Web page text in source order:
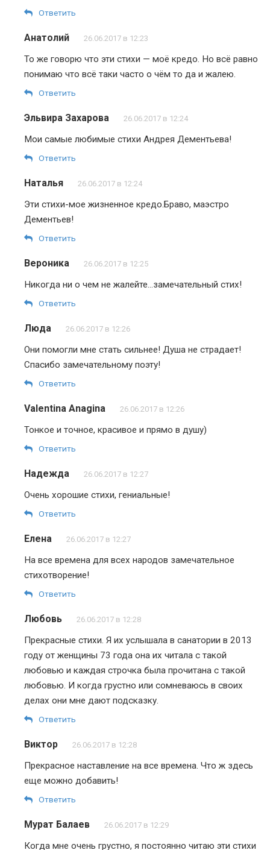
Ответить
Анатолий 26.06.2017 в 12:23
То же говорю что эти стихи — моё кредо. Но всё равно
понимаю что всё таки часто о чём то да и жалею.
Ответить
Эльвира Захарова 26.06.2017 в 12:24
Мои самые любимые стихи Андрея Дементьева!
Ответить
Наталья 26.06.2017 в 12:24
Эти стихи-мое жизненное кредо.Браво, маэстро
Дементьев!
Ответить
Вероника 26.06.2017 в 12:25
Никогда ни о чем не жалейте…замечательный стих!
Ответить
Люда 26.06.2017 в 12:26
Они помогли мне стать сильнее! Душа не страдает!
Спасибо замечательному поэту!
Ответить
Valentina Anagina 26.06.2017 в 12:26
Тонкое и точное, красивое и прямо в душу)
Ответить
Надежда 26.06.2017 в 12:27
Очень хорошие стихи, гениальные!
Ответить
Елена 26.06.2017 в 12:27
На все времена для всех народов замечательное
стихотворение!
Ответить
Любовь 26.06.2017 в 12:28
Прекрасные стихи. Я их услышала в санатории в 2013
году от женщины 73 года она их читала с такой
любовью и каждая строчка была прочитана с такой
любовью. И когда грустно или сомневаюсь в своих
делах они мне дают подсказку.
Ответить
Виктор 26.06.2017 в 12:28
Прекрасное наставление на все времена. Что ж здесь
еще можно добавить!
Ответить
Мурат Балаев 26.06.2017 в 12:29
Когда мне очень грустно, я постоянно читаю эти стихи